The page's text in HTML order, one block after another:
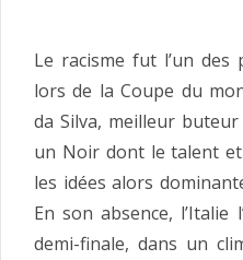
Le racisme fut l’un des
lors de la Coupe du
da Silva, meilleur
un Noir dont le talent
les idées alors
En son absence,
demi-finale, dans un